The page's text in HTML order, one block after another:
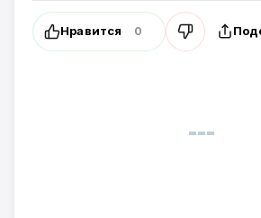
Нравится 0